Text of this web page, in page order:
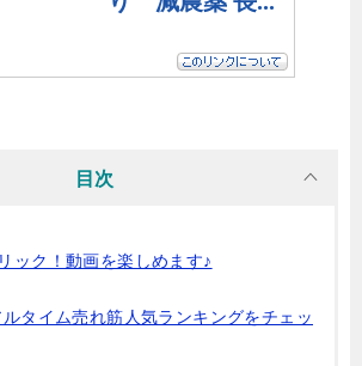
目次
ック！動画を楽しめます♪
タイム売れ筋人気ランキングをチェッ